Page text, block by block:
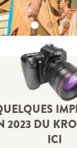
2023 DU
ICI